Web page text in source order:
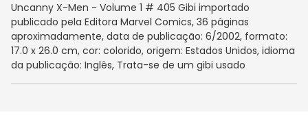
Uncanny X-Men - Volume 1 # 405 Gibi importado
publicado pela Editora Marvel Comics, 36 páginas
aproximadamente, data de publicação: 6/2002, formato:
17.0 x 26.0 cm, cor: colorido, origem: Estados Unidos, idioma
da publicação: Inglês, Trata-se de um gibi usado